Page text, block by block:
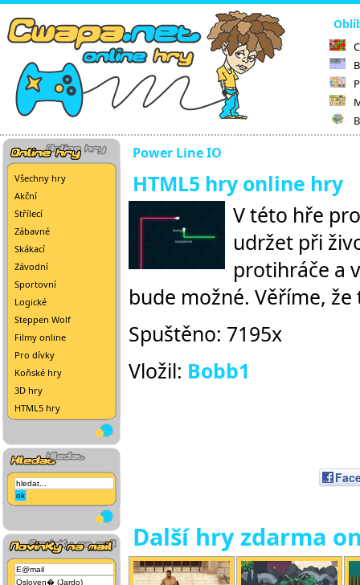
Všechny hry
Akční
Střílecí
Zábavné
Skákací
Závodní
Sportovní
Logické
Steppen Wolf
Filmy online
Pro dívky
Koňské hry
3D hry
HTML5 hry
Power Line IO
HTML5 hry online hry
V této hře
udržet při
protihráče a
bude možné. Věříme,
Spuštěno: 7195x
Vložil: Bobb1
Další hry zdarma